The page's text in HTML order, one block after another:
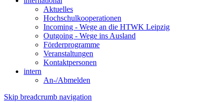
Aktuelles
Hochschulkooperationen
Incoming - Wege an die HTWK Leipzig
Outgoing - Wege ins Ausland
Förderprogramme
Veranstaltungen
Kontaktpersonen
intern
An-/Abmelden
Skip breadcrumb navigation